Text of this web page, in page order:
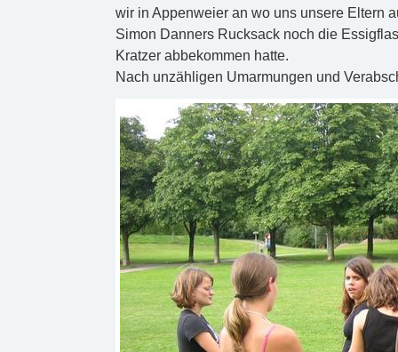
wir in Appenweier an wo uns unsere Eltern
Simon Danners Rucksack noch die
Kratzer abbekommen hatte.
Nach unzähligen Umarmungen und